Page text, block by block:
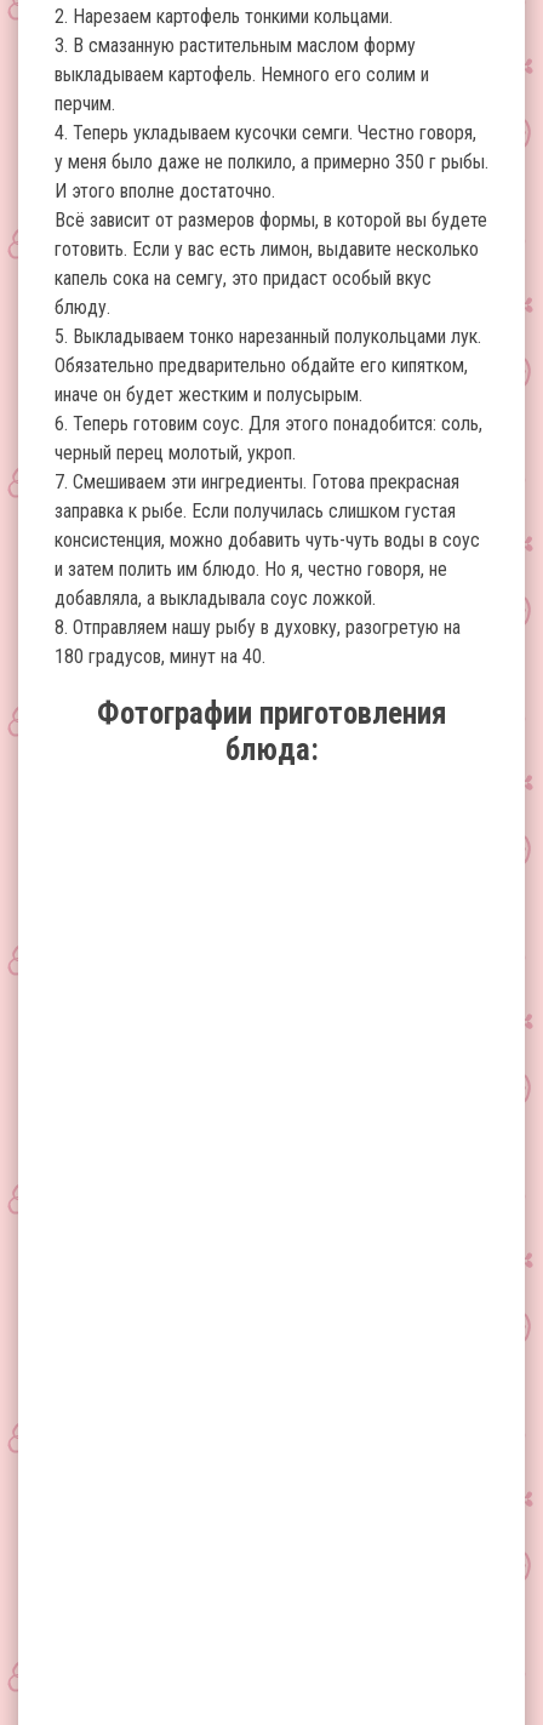
2. Нарезаем картофель тонкими кольцами.
3. В смазанную растительным маслом форму
выкладываем картофель. Немного его солим и
перчим.
4. Теперь укладываем кусочки семги. Честно говоря,
у меня было даже не полкило, а примерно 350 г рыбы.
И этого вполне достаточно.
Всё зависит от размеров формы, в которой вы будете
готовить. Если у вас есть лимон, выдавите несколько
капель сока на семгу, это придаст особый вкус
блюду.
5. Выкладываем тонко нарезанный полукольцами лук.
Обязательно предварительно обдайте его кипятком,
иначе он будет жестким и полусырым.
6. Теперь готовим соус. Для этого понадобится: соль,
черный перец молотый, укроп.
7. Смешиваем эти ингредиенты. Готова прекрасная
заправка к рыбе. Если получилась слишком густая
консистенция, можно добавить чуть-чуть воды в соус
и затем полить им блюдо. Но я, честно говоря, не
добавляла, а выкладывала соус ложкой.
8. Отправляем нашу рыбу в духовку, разогретую на
180 градусов, минут на 40.
Фотографии приготовления
блюда: